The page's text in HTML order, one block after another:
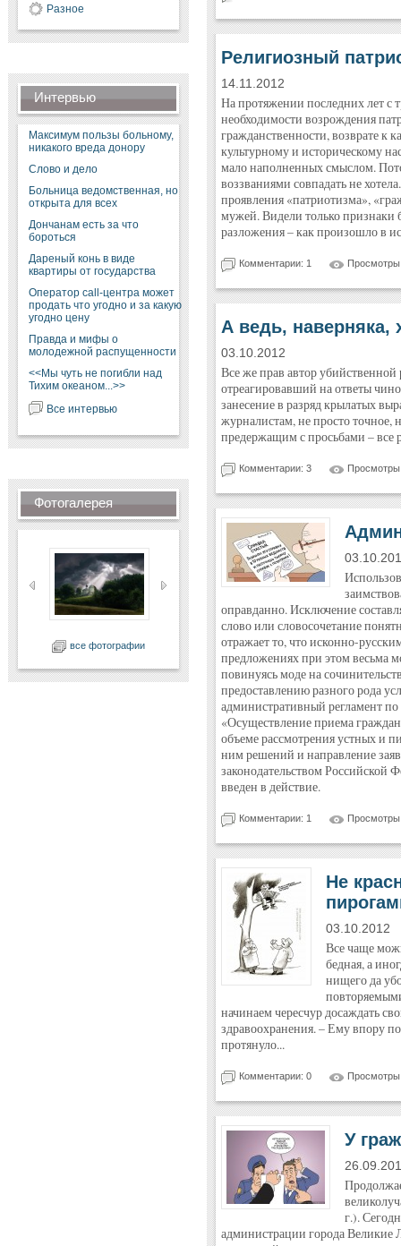
Разное
Интервью
Максимум пользы больному,
никакого вреда донору
Слово и дело
Больница ведомственная, но
открыта для всех
Дончанам есть за что
бороться
Дареный конь в виде
квартиры от государства
Оператор call-центра может
продать что угодно и за какую
угодно цену
Правда и мифы о
молодежной распущенности
<<Мы чуть не погибли над
Тихим океаном...>>
Все интервью
Фотогалерея
все фотографии
Религиозный
14.11.2012
На протяжении последних лет с
необходимости возрождения
гражданственности, возврате к
культурному и историческому
мало наполненных смыслом.
воззваниями совпадать не
проявления «патриотизма»,
мужей. Видели только признаки
разложения – как произошло в
Комментарии: 1
А ведь, наверняка,
03.10.2012
Все же прав автор убийственной
отреагировавший на ответы
занесение в разряд крылатых
журналистам, не просто точное,
предержащим с просьбами – все
Комментарии: 3
оправданно. Исключение
слово или словосочетание
отражает то, что исконно-
предложениях при этом весьма
повинуясь моде на
предоставлению разного рода
административный регламент
«Осуществление приема
объеме рассмотрения устных и
ним решений и направление
законодательством Российской
введен в действие.
Комментарии: 1
Не
03.10.2012
Все чаще
бедная, а
нищего да
начинаем чересчур досаждать
здравоохранения. – Ему впору
протянуло...
Комментарии: 0
У
г.).
администрации города Великие